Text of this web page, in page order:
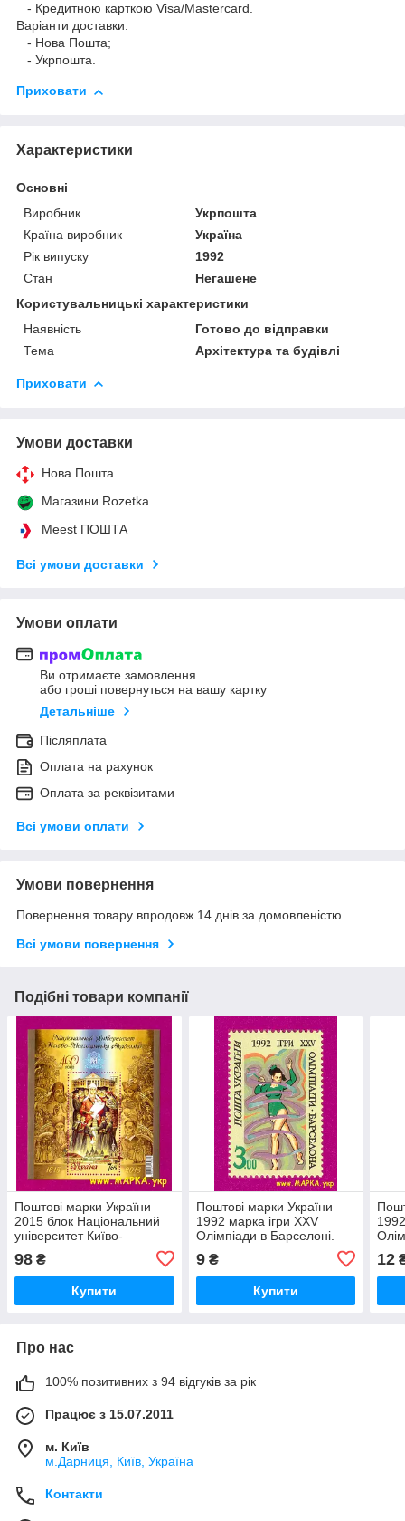
- Кредитною карткою Visa/Mastercard.
Варіанти доставки:
- Нова Пошта;
- Укрпошта.
Приховати
Характеристики
Основні
Виробник
Укрпошта
Країна виробник
Україна
Рік випуску
1992
Стан
Негашене
Користувальницькі характеристики
Наявність
Готово до відправки
Тема
Архітектура та будівлі
Приховати
Умови доставки
Нова Пошта
Магазини Rozetka
Meest ПОШТА
Всі умови доставки
Умови оплати
Ви отримаєте замовлення
або гроші повернуться на вашу картку
Детальніше
Післяплата
Оплата на рахунок
Оплата за реквізитами
Всі умови оплати
Умови повернення
Повернення товару впродовж 14 днів за домовленістю
Всі умови повернення
Подібні товари компанії
Поштові марки України
2015 блок Національний
університет Київо-
400 років
98 ₴
Купити
Поштові марки України
1992 марка ігри XXV
Олімпіади в Барселоні.
(3.00)
9₴
Купити
12
Про нас
100% позитивних з 94 відгуків за рік
Працює з 15.07.2011
м. Київ
м.Дарниця, Київ, Україна
Контакти